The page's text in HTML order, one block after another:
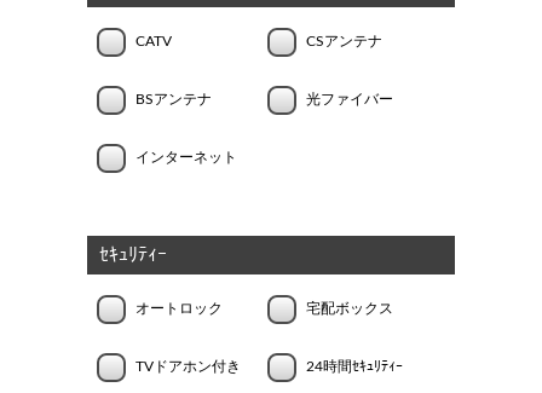
CATV CSアンテナ
BSアンテナ 光ファイバー
インターネット
ｾｷｭﾘﾃｨｰ
オートロック 宅配ボックス
TVドアホン付き 24時間ｾｷｭﾘﾃｨｰ